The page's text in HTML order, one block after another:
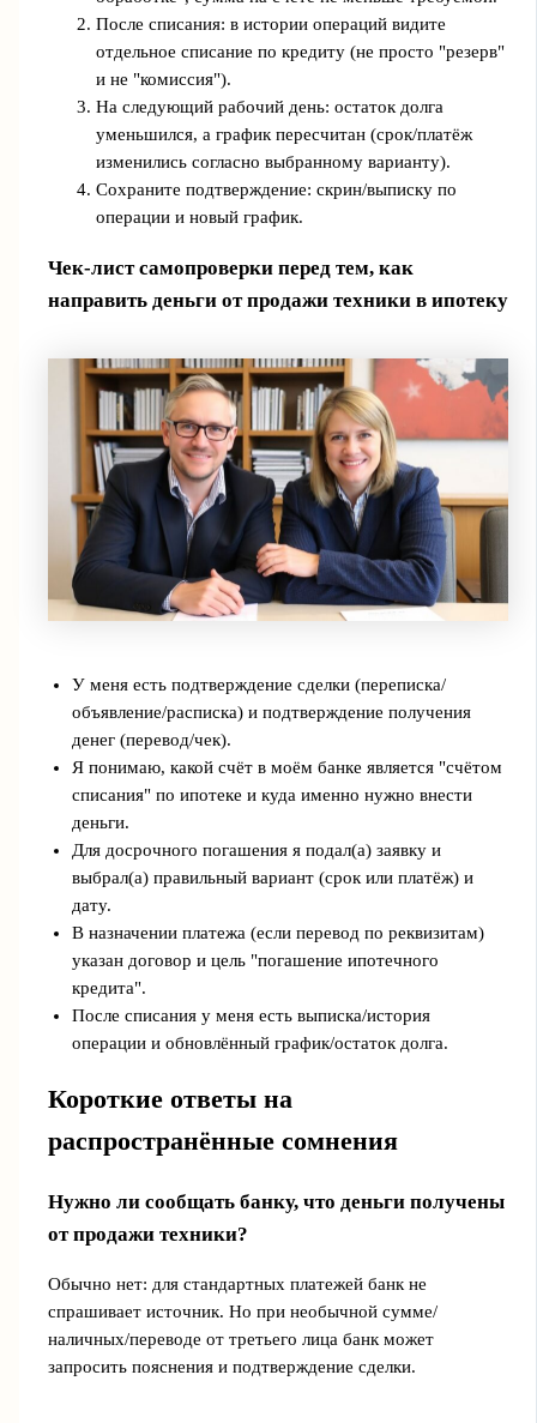
После списания: в истории операций видите
отдельное списание по кредиту (не просто "резерв"
и не "комиссия").
На следующий рабочий день: остаток долга
уменьшился, а график пересчитан (срок/платёж
изменились согласно выбранному варианту).
Сохраните подтверждение: скрин/выписку по
операции и новый график.
Чек-лист самопроверки перед тем, как
направить деньги от продажи техники в ипотеку
У меня есть подтверждение сделки (переписка/
объявление/расписка) и подтверждение получения
денег (перевод/чек).
Я понимаю, какой счёт в моём банке является "счётом
списания" по ипотеке и куда именно нужно внести
деньги.
Для досрочного погашения я подал(а) заявку и
выбрал(а) правильный вариант (срок или платёж) и
дату.
В назначении платежа (если перевод по реквизитам)
указан договор и цель "погашение ипотечного
кредита".
После списания у меня есть выписка/история
операции и обновлённый график/остаток долга.
Короткие ответы на
распространённые сомнения
Нужно ли сообщать банку, что деньги получены
от продажи техники?
Обычно нет: для стандартных платежей банк не
спрашивает источник. Но при необычной сумме/
наличных/переводе от третьего лица банк может
запросить пояснения и подтверждение сделки.